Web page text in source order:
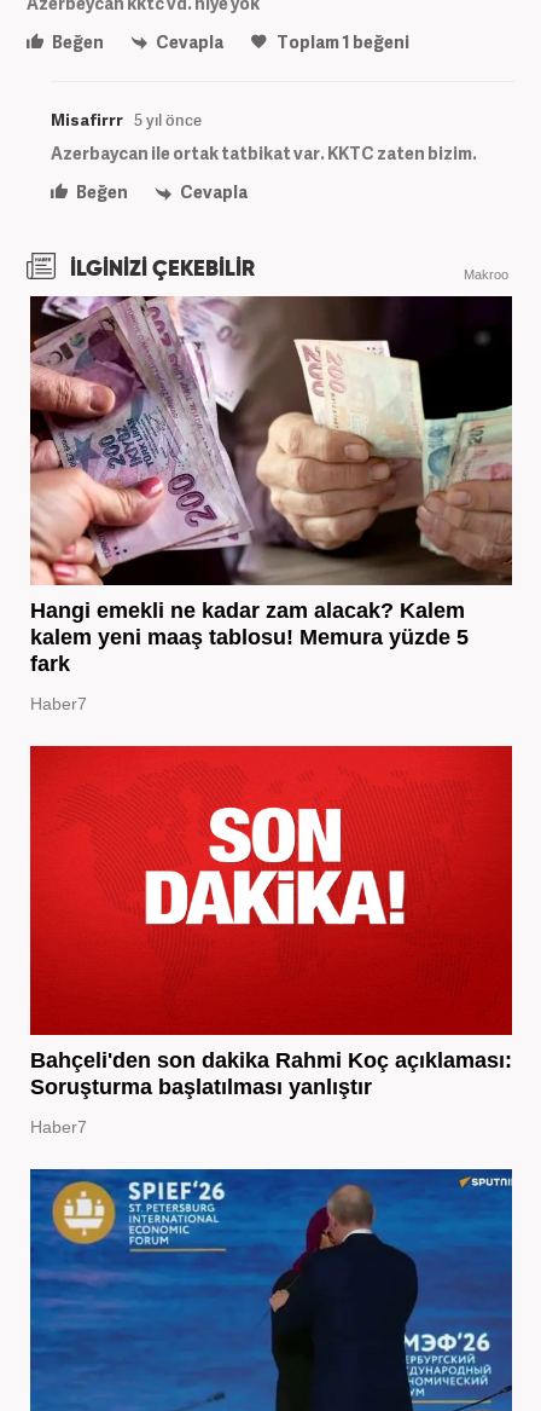
Beğen
Cevapla Toplam1 beğeni
Misafirrr 5 yıl önce
Azerbaycan ile ortak tatbikat var. KKTC zaten bizim.
Beğen
Cevapla
İLGİNİZİ ÇEKEBİLİR Makroo
Hangi emekli ne kadar zam alacak? Kalem
kalem yeni maaş tablosu! Memura yüzde 5
fark
Haber7
Bahçeli'den son dakika Rahmi Koç açıklaması:
Soruşturma başlatılması yanlıştır
Haber7